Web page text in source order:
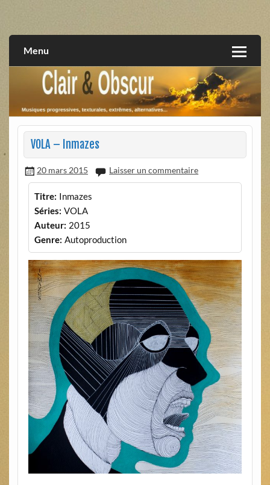
extrêmes, alternatives, texturales
Menu
VOLA – Inmazes
20 mars 2015 Laisser un commentaire
Titre: Inmazes
Séries: VOLA
Auteur: 2015
Genre: Autoproduction